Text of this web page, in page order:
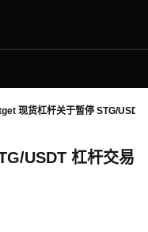
现货杠杆关于暂停 STG/USDT
USDT 杠杆交易